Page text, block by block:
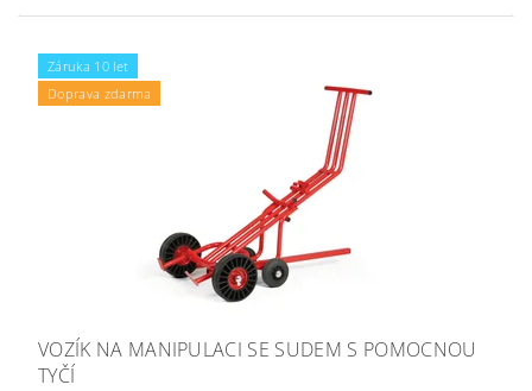
Záruka 10 let
Doprava zdarma
VOZÍK NA MANIPULACI SE SUDEM S POMOCNOU
TYČÍ